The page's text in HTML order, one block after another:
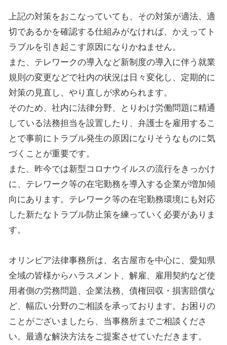
上記の対策をおこなっていても、その対策が適法、適
切であるかを確認する仕組みがなければ、かえってト
ラブルを引き起こす原因になりかねません。
また、テレワークの導入など新制度の導入に伴う就業
規則の変更などで社内の状況は日々変化し、定期的に
対策の見直し、やり直しが求められます。
そのため、社内に法律分野、とりわけ労働問題に精通
している法務担当を設置したり、弁護士を雇用するこ
とで事前にトラブル発生の原因になりそうなものに気
づくことが重要です。
また、昨今では新型コロナウイルスの流行をきっかけ
に、テレワーク等の在宅勤務を導入する企業が増加傾
向にあります。テレワーク等の在宅勤務環境にも対応
した新たなトラブル防止策を練っていく必要がありま
す。
オリンピア法律事務所は、名古屋市を中心に、愛知県
全域の皆様からハラスメント、解雇、雇用契約など使
用者側の労務問題、企業法務、債権回収・損害賠償な
ど、幅広い分野のご相談を承っております。お困りの
ことがございましたら、当事務所までご相談くださ
い。最適な解決方法をご提案させていただきます。